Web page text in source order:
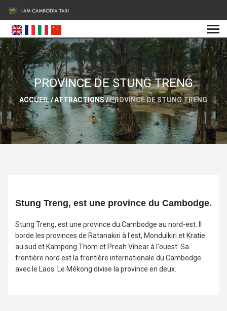
PROVINCE DE STUNG TRENG
ACCUEIL/ATTRACTIONS/ PROVINCE DE STUNG TRENG
Stung Treng, est une province du Cambodge.
Stung Treng, est une province du Cambodge au nord-est. Il
borde les provinces de Ratanakiri à l'est, Mondulkiri et Kratie
au sud et Kampong Thom et Preah Vihear à l'ouest. Sa
frontière nord est la frontière internationale du Cambodge
avec le Laos. Le Mékong divise la province en deux.